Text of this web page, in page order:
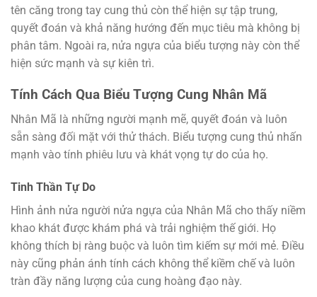
tên căng trong tay cung thủ còn thể hiện sự tập trung,
quyết đoán và khả năng hướng đến mục tiêu mà không bị
phân tâm. Ngoài ra, nửa ngựa của biểu tượng này còn thể
hiện sức mạnh và sự kiên trì.
Tính Cách Qua Biểu Tượng Cung Nhân Mã
Nhân Mã là những người mạnh mẽ, quyết đoán và luôn
sẵn sàng đối mặt với thử thách. Biểu tượng cung thủ nhấn
mạnh vào tính phiêu lưu và khát vọng tự do của họ.
Tinh Thần Tự Do
Hình ảnh nửa người nửa ngựa của Nhân Mã cho thấy niềm
khao khát được khám phá và trải nghiệm thế giới. Họ
không thích bị ràng buộc và luôn tìm kiếm sự mới mẻ. Điều
này cũng phản ánh tính cách không thể kiềm chế và luôn
tràn đầy năng lượng của cung hoàng đạo này.